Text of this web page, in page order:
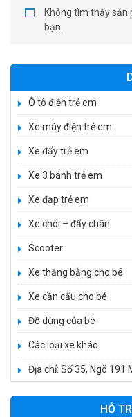
Không tìm thấy sản
bạn.
Ô tô điện trẻ em
Xe máy điện trẻ em
Xe đẩy trẻ em
Xe 3 bánh trẻ em
Xe đạp trẻ em
Xe chòi – đẩy chân
Scooter
Xe thăng bằng cho bé
Xe cần cẩu cho bé
Đồ dùng của bé
Các loại xe khác
Địa chỉ: Số 35, Ngõ 191
HỖ
Xe 3
750.000